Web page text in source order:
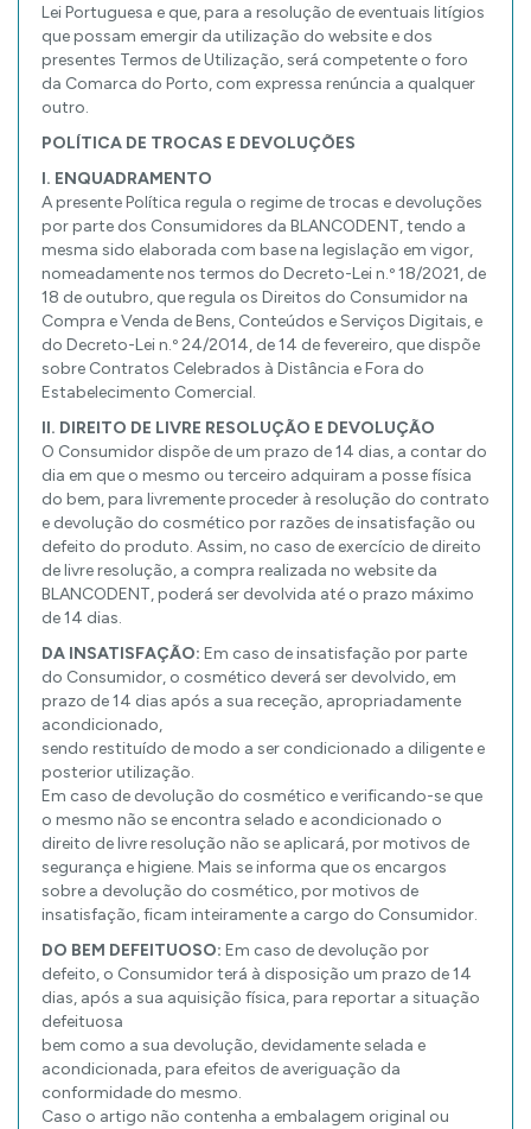
Lei Portuguesa e que, para a resolução de eventuais litígios
que possam emergir da utilização do website e dos
presentes Termos de Utilização, será competente o foro
da Comarca do Porto, com expressa renúncia a qualquer
outro.
POLÍTICA DE TROCAS E DEVOLUÇÕES
I. ENQUADRAMENTO
A presente Política regula o regime de trocas e devoluções
por parte dos Consumidores da BLANCODENT, tendo a
mesma sido elaborada com base na legislação em vigor,
nomeadamente nos termos do Decreto-Lei n.º 18/2021, de
18 de outubro, que regula os Direitos do Consumidor na
Compra e Venda de Bens, Conteúdos e Serviços Digitais, e
do Decreto-Lei n.º 24/2014, de 14 de fevereiro, que dispõe
sobre Contratos Celebrados à Distância e Fora do
Estabelecimento Comercial.
II. DIREITO DE LIVRE RESOLUÇÃO E DEVOLUÇÃO
O Consumidor dispõe de um prazo de 14 dias, a contar do
dia em que o mesmo ou terceiro adquiram a posse física
do bem, para livremente proceder à resolução do contrato
e devolução do cosmético por razões de insatisfação ou
defeito do produto. Assim, no caso de exercício de direito
de livre resolução, a compra realizada no website da
BLANCODENT, poderá ser devolvida até o prazo máximo
de 14 dias.
DA INSATISFAÇÃO: Em caso de insatisfação por parte
do Consumidor, o cosmético deverá ser devolvido, em
prazo de 14 dias após a sua receção, apropriadamente
acondicionado,
sendo restituído de modo a ser condicionado a diligente e
posterior utilização.
Em caso de devolução do cosmético e verificando-se que
o mesmo não se encontra selado e acondicionado o
direito de livre resolução não se aplicará, por motivos de
segurança e higiene. Mais se informa que os encargos
sobre a devolução do cosmético, por motivos de
insatisfação, ficam inteiramente a cargo do Consumidor.
DO BEM DEFEITUOSO: Em caso de devolução por
defeito, o Consumidor terá à disposição um prazo de 14
dias, após a sua aquisição física, para reportar a situação
defeituosa
bem como a sua devolução, devidamente selada e
acondicionada, para efeitos de averiguação da
conformidade do mesmo.
Caso o artigo não contenha a embalagem original ou